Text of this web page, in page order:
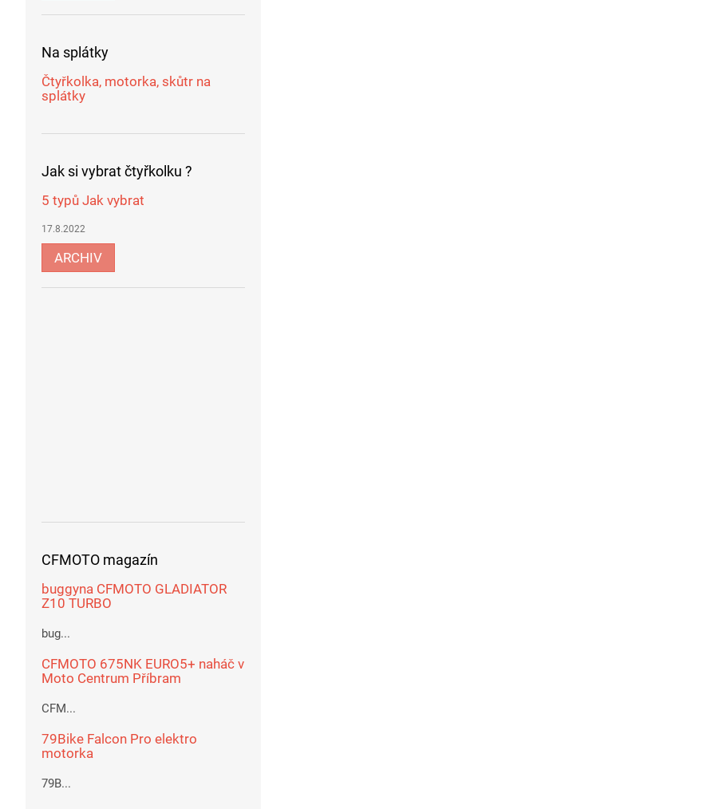
Na splátky
Čtyřkolka, motorka, skůtr na
splátky
Jak si vybrat čtyřkolku ?
5 typů Jak vybrat
17.8.2022
ARCHIV
CFMOTO magazín
buggyna CFMOTO GLADIATOR
Z10 TURBO
bug...
CFMOTO 675NK EURO5+ naháč v
Moto Centrum Příbram
CFM...
79Bike Falcon Pro elektro
motorka
79B...